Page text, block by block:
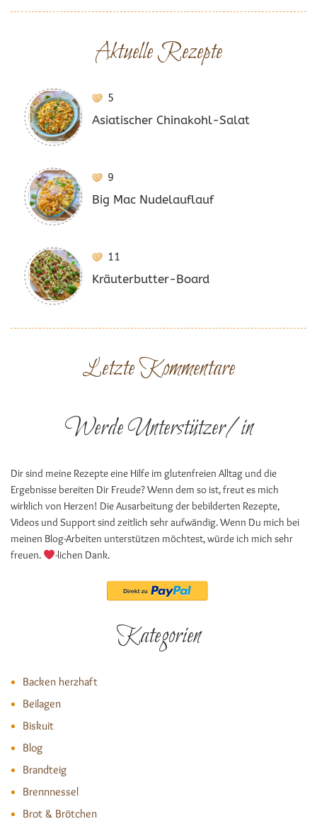
Aktuelle Rezepte
5
Asiatischer Chinakohl-Salat
9
Big Mac Nudelauflauf
11
Kräuterbutter-Board
Letzte Kommentare
Werde Unterstützer/in
Dir sind meine Rezepte eine Hilfe im glutenfreien Alltag und die
Ergebnisse bereiten Dir Freude? Wenn dem so ist, freut es mich
wirklich von Herzen! Die Ausarbeitung der bebilderten Rezepte,
Videos und Support sind zeitlich sehr aufwändig. Wenn Du mich bei
meinen Blog-Arbeiten unterstützen möchtest, würde ich mich sehr
freuen.
-lichen Dank.
Kategorien
Backen herzhaft
Beilagen
Biskuit
Blog
Brandteig
Brennnessel
Brot & Brötchen